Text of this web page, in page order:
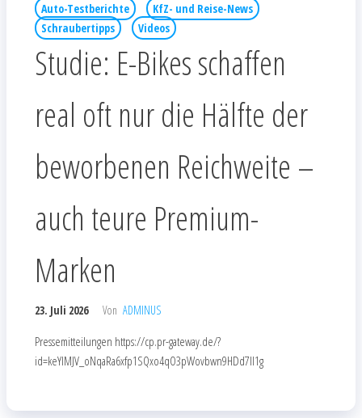
Auto-Testberichte
KfZ- und Reise-News
Schraubertipps
Videos
Studie: E-Bikes schaffen
real oft nur die Hälfte der
beworbenen Reichweite –
auch teure Premium-
Marken
23. Juli 2026 Von ADMINUS
Pressemitteilungen https://cp.pr-gateway.de/?
id=keYlMJV_oNqaRa6xfp1SQxo4qO3pWovbwn9HDd7Il1g